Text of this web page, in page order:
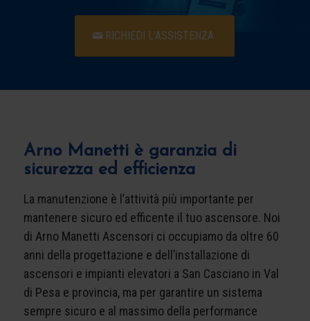
RICHIEDI L’ASSISTENZA
Arno Manetti è garanzia di
sicurezza ed efficienza
La manutenzione è l’attività più importante per
mantenere sicuro ed efficente il tuo ascensore. Noi
di Arno Manetti Ascensori ci occupiamo da oltre 60
anni della progettazione e dell’installazione di
ascensori e impianti elevatori a San Casciano in Val
di Pesa e provincia, ma per garantire un sistema
sempre sicuro e al massimo della performance